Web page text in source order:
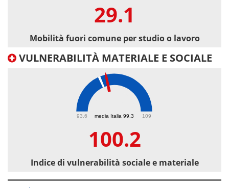
29.1
Mobilità fuori comune per studio o lavoro
VULNERABILITÀ MATERIALE E SOCIALE
media Italia 99.3
93.6 109
100.2
Indice di vulnerabilità sociale e materiale